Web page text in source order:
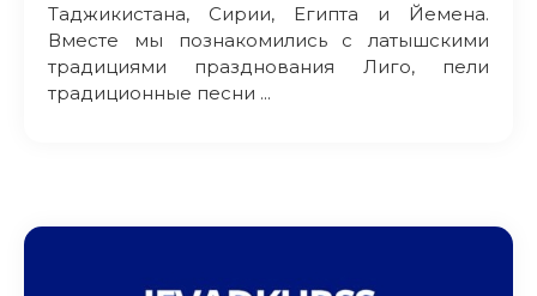
Таджикистана, Сирии, Египта и Йемена.
Вместе мы познакомились с латышскими
традициями празднования Лиго, пели
традиционные песни ...